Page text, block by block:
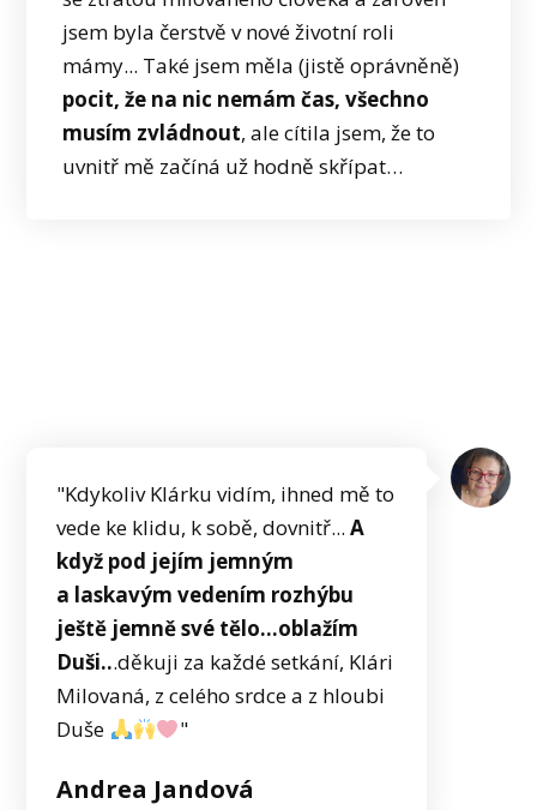
jsem byla čerstvě v nové životní roli
mámy... Také jsem měla (jistě oprávněně)
pocit, že na nic nemám čas, všechno
musím zvládnout, ale cítila jsem, že to
uvnitř mě začíná už hodně skřípat…
"Kdykoliv Klárku vidím, ihned mě to
vede ke klidu, k sobě, dovnitř...A
když pod jejím jemným
a laskavým vedením rozhýbu
ještě jemně své tělo...oblažím
Duši...děkuji za každé setkání, Klári
Milovaná, z celého srdce a z hloubi
Duše
"
Andrea Jandová